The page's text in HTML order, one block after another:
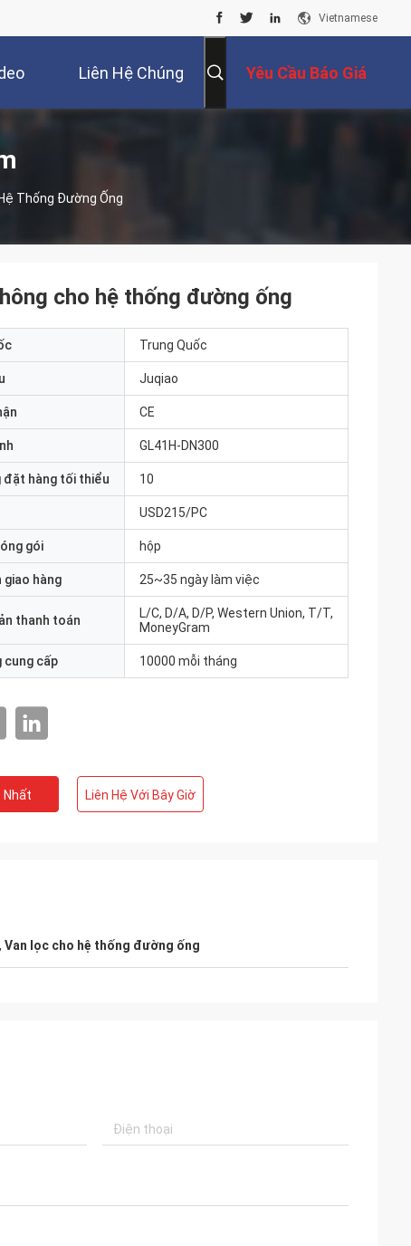
Vietnamese
Liên Hệ Chúng Yêu Cầu Báo Giá
Thống Đường Ống
cho hệ thống đường ống
Trung Quốc
Juqiao
CE
GL41H-DN300
đặt hàng tối thiểu 10
USD215/PC
gói hộp
giao hàng 25~35 ngày làm việc
thanh toán
L/C, D/A, D/P, Western Union, T/T,
MoneyGram
cung cấp 10000 mỗi tháng
Nhất Liên Hệ Với Bây Giờ
, Van lọc cho hệ thống đường ống